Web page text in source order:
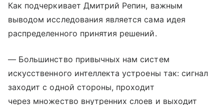
Как подчеркивает Дмитрий Репин, важным
выводом исследования является сама идея
распределенного принятия решений.
— Большинство привычных нам систем
искусственного интеллекта устроены так: сигнал
заходит с одной стороны, проходит
через множество внутренних слоев и выходит